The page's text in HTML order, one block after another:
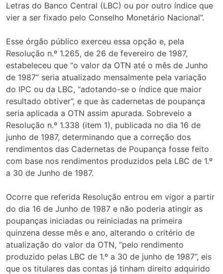
Letras do Banco Central (LBC) ou por outro índice que
vier a ser fixado pelo Conselho Monetário Nacional”.
Esse órgão público exerceu essa opção e, pela
Resolução n.º 1.265, de 26 de fevereiro de 1987,
estabeleceu que “o valor da OTN até o mês de Junho
de 1987” seria atualizado mensalmente pela variação
do IPC ou da LBC, “adotando-se o índice que maior
resultado obtiver”, e que às cadernetas de poupança
seria aplicada a OTN assim apurada. Sobreveio a
Resolução n.º 1.338 (item 1), publicada no dia 16 de
junho de 1987, determinando que a correção dos
rendimentos das Cadernetas de Poupança fosse feito
com base nos rendimentos produzidos pela LBC de 1.º
a 30 de Junho de 1987.
Ocorre que referida Resolução entrou em vigor a partir
do dia 16 de Junho de 1987 e não poderia atingir as
poupanças iniciadas ou reiniciadas na primeira
quinzena desse mês e ano, alterando o critério de
atualização do valor da OTN, “pelo rendimento
produzido pelas LBC de 1.º a 30 de junho de 1987”, eis
que os titulares das contas já tinham direito adquirido